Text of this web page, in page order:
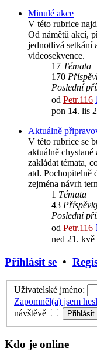
Minulé akce
V této rubrice
Od námětů akcí,
jednotlivá setkání
videosekvence.
17 Témata
170
Poslední
od Petr.116
pon 14. lis
Aktuálně
V této rubrice se
aktuálně
zakládat témata,
atd. Pochopitelně
zejména návrh
1 Témata
43
Poslední
od Petr.116
ned 21.
Přihlásit se •
Uživatelské jméno:
Zapomněl(a) jsem
návštěvě
Kdo je online